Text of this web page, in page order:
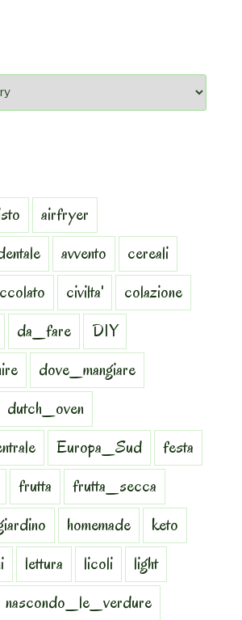
airfryer
avvento
cereali
civilta'
colazione
da_fare
DIY
dove_mangiare
dutch_oven
Europa_Sud
festa
frutta
frutta_secca
homemade
keto
lettura licoli
light
nascondo_le_verdure